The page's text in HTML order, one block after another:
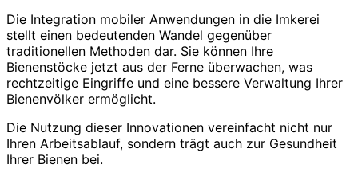
Die Integration mobiler Anwendungen in die Imkerei
stellt einen bedeutenden Wandel gegenüber
traditionellen Methoden dar. Sie können Ihre
Bienenstöcke jetzt aus der Ferne überwachen, was
rechtzeitige Eingriffe und eine bessere Verwaltung Ihrer
Bienenvölker ermöglicht.
Die Nutzung dieser Innovationen vereinfacht nicht nur
Ihren Arbeitsablauf, sondern trägt auch zur Gesundheit
Ihrer Bienen bei.